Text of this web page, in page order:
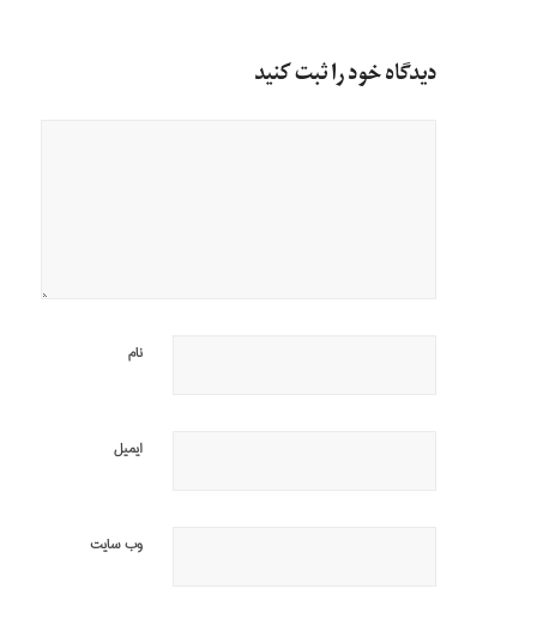
دیدگاه خود را ثبت کنید
نام
ایمیل
وب‌ سایت